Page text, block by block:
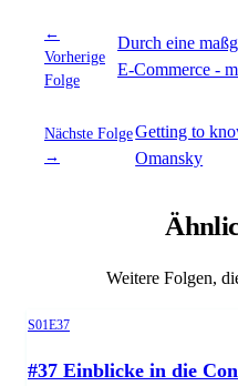
←
Vorherige
Folge
Durch eine
E-Commerce -
Nächste Folge
→
Getting to
Omansky
Weitere Folgen,
Season 1, Episode 37
S01E37
#37 Einblicke in die